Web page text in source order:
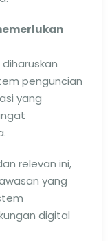
penguncian
yang
relevan ini,
yang
digital